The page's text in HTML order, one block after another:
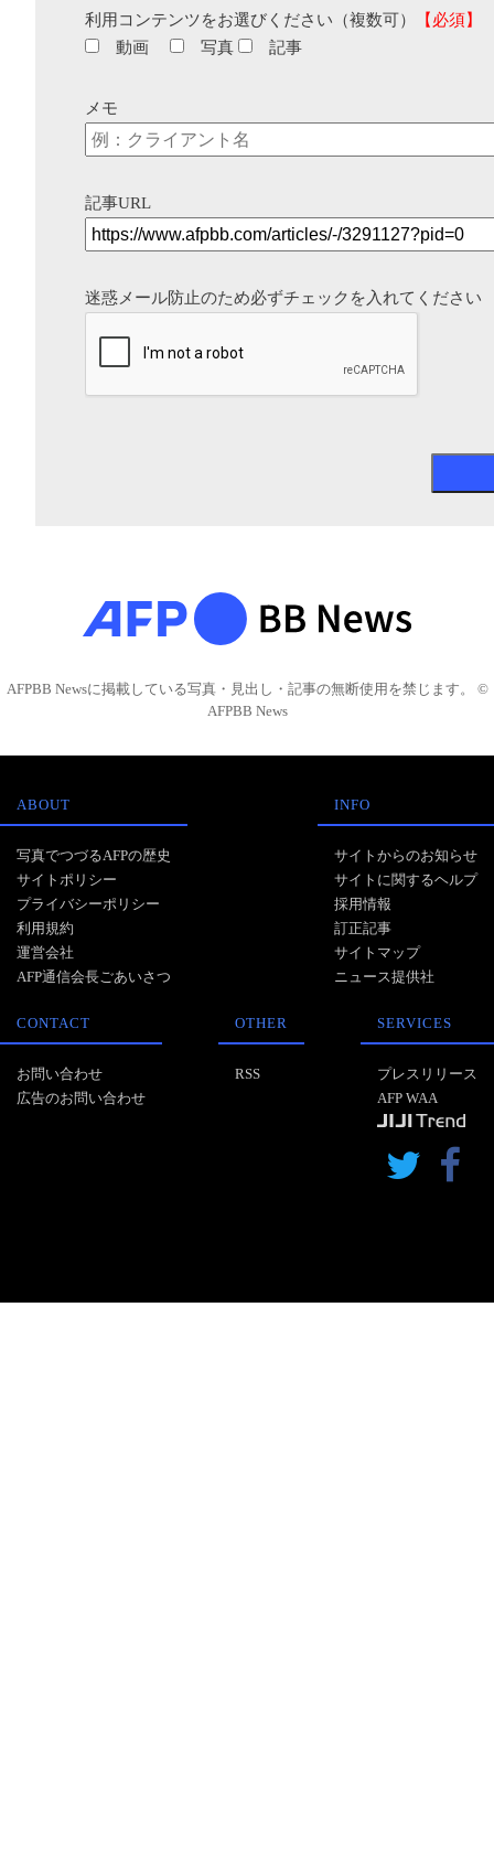
利用コンテンツをお選びください（複数可）
【必須】
動画
写真 記事
メモ
記事URL
迷惑メール防止のため必ずチェックを入れてください
AFPBB Newsに掲載している写真・見出し・記事の無断使用を禁じます。 ©
AFPBB News
ABOUT
写真でつづるAFPの歴史
サイトポリシー
プライバシーポリシー
利用規約
運営会社
AFP通信会長ごあいさつ
INFO
サイトからのお知らせ
サイトに関するヘルプ
採用情報
訂正記事
サイトマップ
ニュース提供社
CONTACT
お問い合わせ
広告のお問い合わせ
OTHER
RSS
SERVICES
プレスリリース
AFP WAA